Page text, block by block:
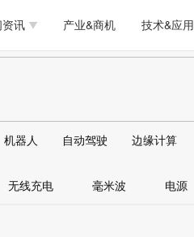
讯
源 人工智能
电机技术 物联网
据/云
产业&商机 技术&应用
安全
边 软件/工具
电机技术 物联网
据/云 边缘计算
存储
DLP
AR/VR/图像/3D
机器人 自动驾驶 边缘计算
无线充电 毫米波 电源